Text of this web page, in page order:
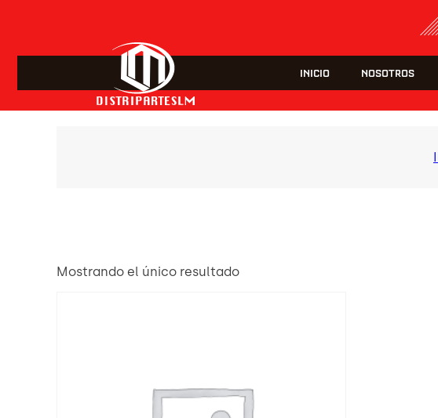
INICIO NOSOTROS
Mostrando el único resultado